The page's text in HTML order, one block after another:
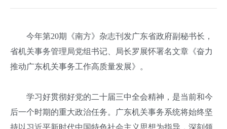
今年第20期《南方》杂志刊发广东省政府副秘书长，
省机关事务管理局党组书记、局长罗展怀署名文章《奋力
推动广东机关事务工作高质量发展》。
学习好贯彻好党的二十届三中全会精神，是当前和今
后一个时期的重大政治任务。广东机关事务系统将始终坚
持以习近平新时代中国特色社会主义思想为指导，深刻领